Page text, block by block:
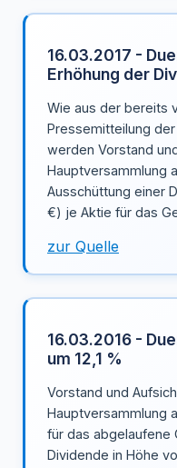
16.03.2017 -
Erhöhung der
Wie aus der bereits
Pressemitteilung der
werden Vorstand
Hauptversammlung
Ausschüttung einer
€) je Aktie für das
zur Quelle
16.03.2016 -
um 12,1 %
Vorstand und
Hauptversammlung
für das abgelaufene
Dividende in Höhe